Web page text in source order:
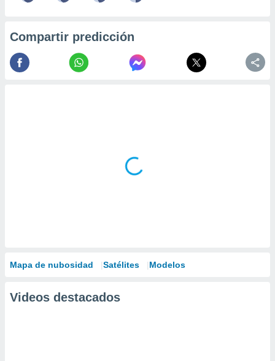
Compartir predicción
Mapa de nubosidad Satélites Modelos
Videos destacados